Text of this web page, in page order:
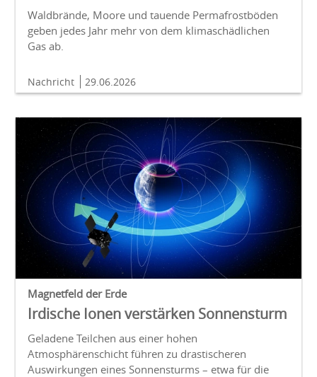
Waldbrände, Moore und tauende Permafrostböden
geben jedes Jahr mehr von dem klimaschädlichen
Gas ab.
Nachricht 29.06.2026
Magnetfeld der Erde
Irdische Ionen verstärken Sonnensturm
Geladene Teilchen aus einer hohen
Atmosphärenschicht führen zu drastischeren
Auswirkungen eines Sonnensturms – etwa für die